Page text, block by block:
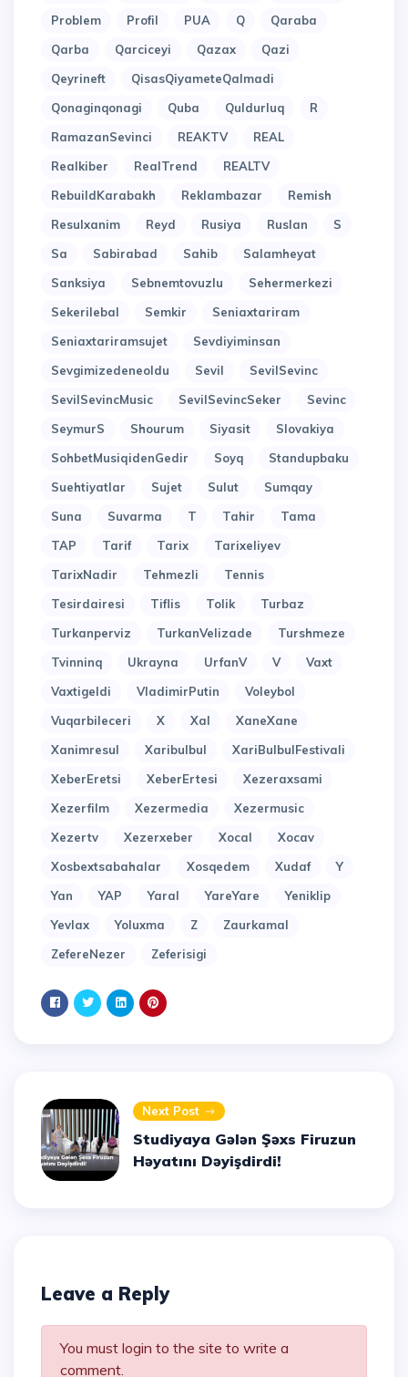
Problem
Profil PUA Q
Qaraba
Qarba
Qarciceyi Qazax
Qazi
Qeyrineft
QisasQiyameteQalmadi
Qonaginqonagi
Quba Quldurluq
R
RamazanSevinci
REAKTV
REAL
Realkiber
RealTrend
REALTV
RebuildKarabakh
Reklambazar
Remish
Resulxanim
Reyd Rusiya Ruslan
S
Sa
Sabirabad Sahib
Salamheyat
Sanksiya
Sebnemtovuzlu
Sehermerkezi
Sekerilebal
Semkir
Seniaxtariram
Seniaxtariramsujet
Sevdiyiminsan
Sevgimizedeneoldu
Sevil
SevilSevinc
SevilSevincMusic
SevilSevincSeker
Sevinc
SeymurS
Shourum Siyasit
Slovakiya
SohbetMusiqidenGedir
Soyq
Standupbaku
Suehtiyatlar
Sujet Sulut
Sumqay
Suna
Suvarma T Tahir
Tama
TAP
Tarif Tarix
Tarixeliyev
TarixNadir
Tehmezli
Tennis
Tesirdairesi
Tiflis Tolik
Turbaz
Turkanperviz
TurkanVelizade
Turshmeze
Tvinninq
Ukrayna UrfanV V
Vaxt
Vaxtigeldi
VladimirPutin
Voleybol
Vuqarbileceri
X Xal
XaneXane
Xanimresul
Xaribulbul
XariBulbulFestivali
XeberEretsi
XeberErtesi
Xezeraxsami
Xezerfilm
Xezermedia
Xezermusic
Xezertv
Xezerxeber Xocal
Xocav
Xosbextsabahalar
Xosqedem Xudaf
Y
Yan
YAP Yaral YareYare
Yeniklip
Yevlax
Yoluxma Z
Zaurkamal
ZefereNezer
Zeferisigi
Next Post
Studiyaya Gələn Şəxs Firuzun
Həyatını Dəyişdirdi!
Leave a Reply
You must login to the site to write a
comment.